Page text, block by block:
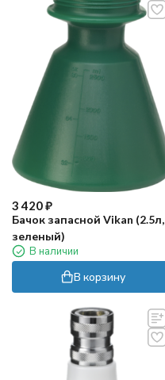
3 420₽
Бачок запасной Vikan (2.5л,
зеленый)
В наличии
В корзину